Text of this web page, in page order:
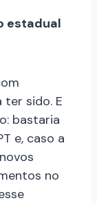
estadual
ter sido. E
bastaria
e, caso a
no